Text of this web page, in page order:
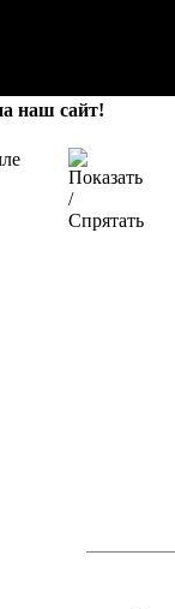
наш сайт!